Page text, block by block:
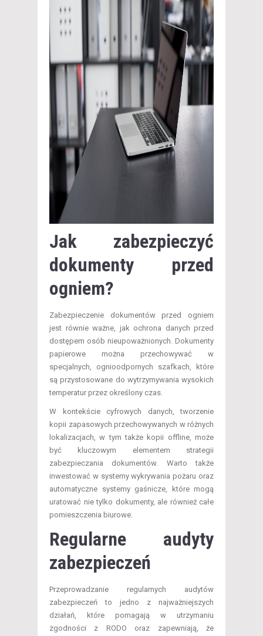
Jak zabezpieczyć
dokumenty przed
ogniem?
Zabezpieczenie dokumentów przed ogniem
jest równie ważne, jak ochrona danych przed
dostępem osób nieupoważnionych. Dokumenty
papierowe można przechowywać w
specjalnych, ognioodpornych szafkach, które
są przystosowane do wytrzymywania wysokich
temperatur przez określony czas.
W kontekście cyfrowych danych, tworzenie
kopii zapasowych przechowywanych w różnych
lokalizacjach, w tym także kopii offline, może
być kluczowym elementem strategii
zabezpieczania dokumentów. Warto także
inwestować w systemy wykrywania pożaru oraz
automatyczne systemy gaśnicze, które mogą
uratować nie tylko dokumenty, ale również całe
pomieszczenia biurowe.
Regularne audyty
zabezpieczeń
Przeprowadzanie regularnych audytów
zabezpieczeń to jedno z najważniejszych
działań, które pomagają w utrzymaniu
zgodności z RODO oraz zapewniają, że